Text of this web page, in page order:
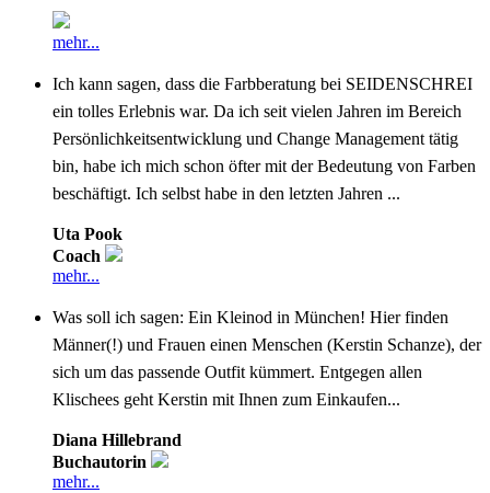
mehr...
Ich kann sagen, dass die Farbberatung bei SEIDENSCHREI
ein tolles Erlebnis war. Da ich seit vielen Jahren im Bereich
Persönlichkeitsentwicklung und Change Management tätig
bin, habe ich mich schon öfter mit der Bedeutung von Farben
beschäftigt. Ich selbst habe in den letzten Jahren ...
Uta Pook
Coach
mehr...
Was soll ich sagen: Ein Kleinod in München! Hier finden
Männer(!) und Frauen einen Menschen (Kerstin Schanze), der
sich um das passende Outfit kümmert. Entgegen allen
Klischees geht Kerstin mit Ihnen zum Einkaufen...
Diana Hillebrand
Buchautorin
mehr...